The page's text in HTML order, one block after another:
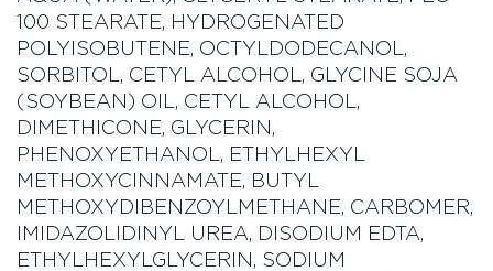
100 STEARATE, HYDROGENATED
POLYISOBUTENE, OCTYLDODECANOL,
SORBITOL, CETYL ALCOHOL, GLYCINE SOJA
(SOYBEAN) OIL, CETYL ALCOHOL,
DIMETHICONE, GLYCERIN,
PHENOXYETHANOL, ETHYLHEXYL
METHOXYCINNAMATE, BUTYL
METHOXYDIBENZOYLMETHANE, CARBOMER,
IMIDAZOLIDINYL UREA, DISODIUM EDTA,
ETHYLHEXYLGLYCERIN, SODIUM